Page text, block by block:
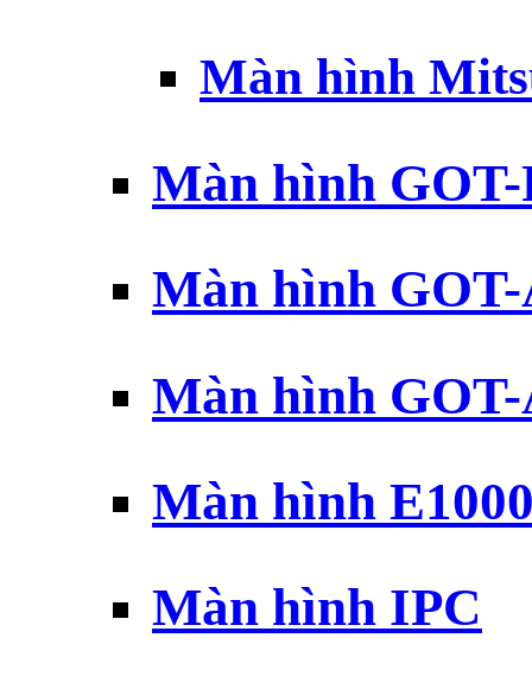
Màn hình
Màn hình GOT-
Màn hình
Màn hình
Màn hình
Màn hình IPC